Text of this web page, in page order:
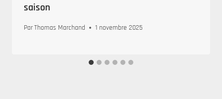
saison
ParThomas Marchand 1 novembre 2025